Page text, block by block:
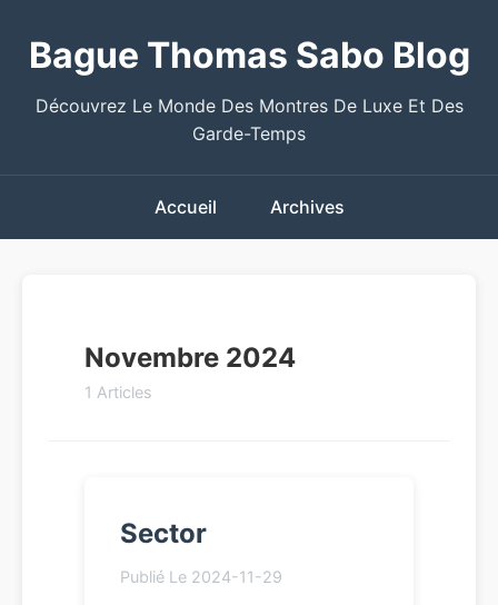
Bague Thomas Sabo Blog
Découvrez Le Monde Des Montres De Luxe Et Des
Garde-Temps
Accueil Archives
Novembre 2024
1 Articles
Sector
Publié Le 2024-11-29